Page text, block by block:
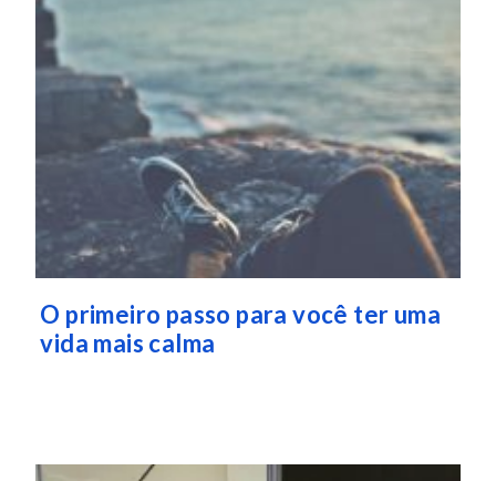
O primeiro passo para você ter uma
vida mais calma